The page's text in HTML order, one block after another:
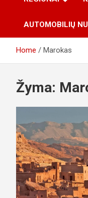
AUTOMOBILIŲ
Home Marokas
Žyma: